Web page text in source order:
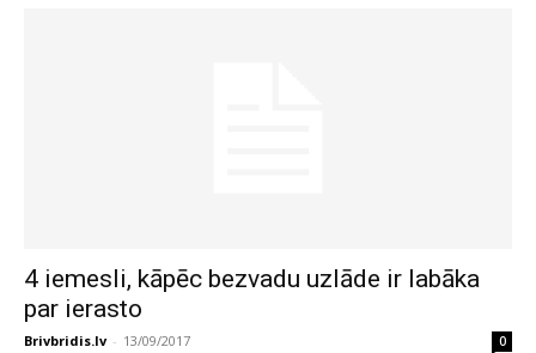
4 iemesli, kāpēc bezvadu uzlāde ir labāka
par ierasto
Brivbridis.lv - 13/09/2017 0